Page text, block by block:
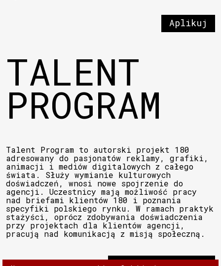
Aplikuj
TALENT
PROGRAM
Talent Program to autorski projekt 180
adresowany do pasjonatów reklamy, grafiki,
animacji i mediów digitalowych z całego
świata. Służy wymianie kulturowych
doświadczeń, wnosi nowe spojrzenie do
agencji. Uczestnicy mają możliwość pracy
nad briefami klientów 180 i poznania
specyfiki polskiego rynku. W ramach praktyk
stażyści, oprócz zdobywania doświadczenia
przy projektach dla klientów agencji,
pracują nad komunikacją z misją społeczną.